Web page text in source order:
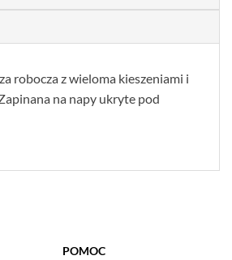
robocza z wieloma kieszeniami i
na napy ukryte pod
POMOC